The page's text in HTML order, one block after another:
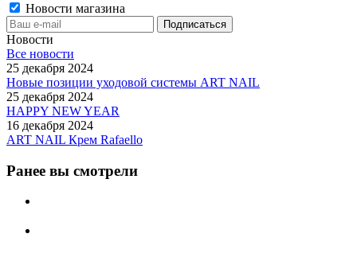
Новости магазина
Новости
Все новости
25 декабря 2024
Новые позиции уходовой системы ART NAIL
25 декабря 2024
HAPPY NEW YEAR
16 декабря 2024
ART NAIL Крем Rafaello
Ранее вы смотрели